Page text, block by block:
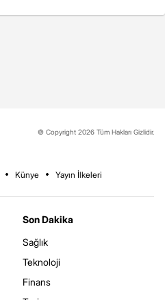
© Copyright 2026 Tüm Hakları Gizlidir.
Künye Yayın İlkeleri
Son Dakika
Sağlık
Teknoloji
Finans